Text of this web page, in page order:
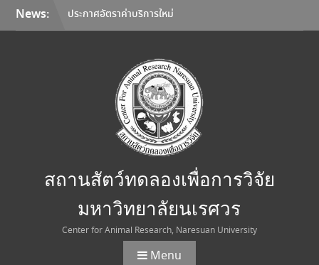
SkipNews:
ประกาศอัตราค่าบริการใหม่
สถานสัตว์ทดลองเพื่อการวิจัย
มหาวิทยาลัยนเรศวร จับมือ
Korea Institute of
Toxicology และมหาวิทยาลัย
เชียงใหม่ ลงนาม MOU ยก
ระดับการวิจัยทดสอบความ
ปลอดภัยระดับก่อนคลินิกสู่
การเลือกใช้อุปกรณ์คุ้มครอง
ความปลอดภัยส่วนบุคคล
(Personal Protective
Equipment: PPE)
สถานสัตว์ทดลองเพื่อการวิจัย
มหาวิทยาลัยนเรศวร
Center for Animal Research, Naresuan University
Menu